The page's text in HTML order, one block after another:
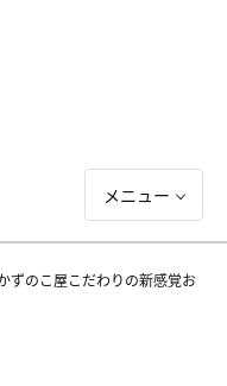
メニュー
ずのこ屋こだわりの新感覚お